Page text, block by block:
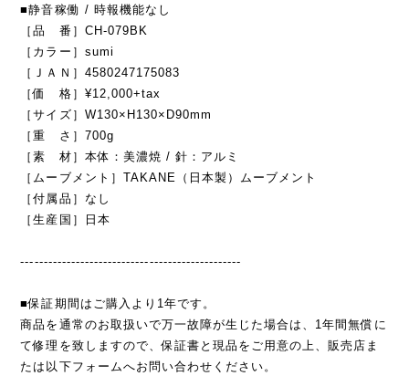
■静音稼働 / 時報機能なし
［品 番］CH-079BK
［カラー］sumi
［ＪＡＮ］4580247175083
［価 格］¥12,000+tax
［サイズ］W130×H130×D90mm
［重 さ］700g
［素 材］本体：美濃焼 / 針：アルミ
［ムーブメント］TAKANE（日本製）ムーブメント
［付属品］なし
［生産国］日本
------------------------------------------------
■保証期間はご購入より1年です。
商品を通常のお取扱いで万一故障が生じた場合は、1年間無償に
て修理を致しますので、保証書と現品をご用意の上、販売店ま
たは以下フォームへお問い合わせください。